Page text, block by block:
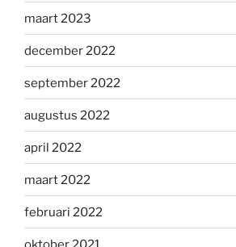
maart 2023
december 2022
september 2022
augustus 2022
april 2022
maart 2022
februari 2022